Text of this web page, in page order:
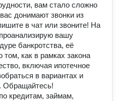
вам стало сложно
донимают звонки из
в чат или звоните! На
вашу
банкротства, её
как в рамках закона
включая ипотечное
в вариантах и
Обращайтесь!
кредитам, займам,